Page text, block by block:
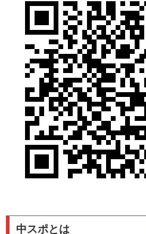
中スポとは